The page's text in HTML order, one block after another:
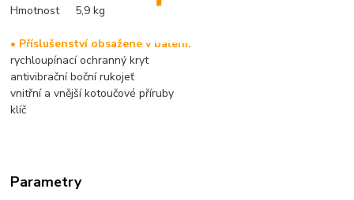
Hmotnost 5,9 kg
• Příslušenství obsažené v balení:
rychloupínací ochranný kryt
antivibrační boční rukojeť
vnitřní a vnější kotoučové příruby
klíč
Parametry